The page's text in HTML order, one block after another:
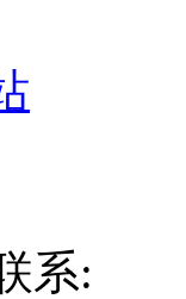
系: